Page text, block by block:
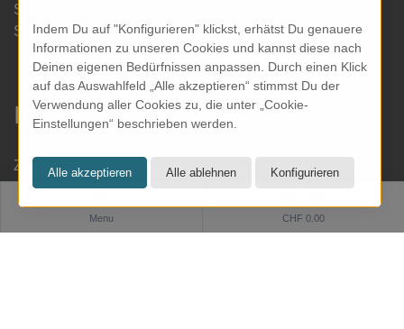
Menu CHF 0.00
Samstag: 09.30 bis 17.00 Uhr
Sonntag & Montag geschlossen
Informationen
Zahlung und Versand
Datenschutz
AGB
Impressum
Indem Du auf "Konfigurieren" klickst, erhätst Du genauere
Informationen zu unseren Cookies und kannst diese nach
Deinen eigenen Bedürfnissen anpassen. Durch einen Klick
auf das Auswahlfeld „Alle akzeptieren“ stimmst Du der
Verwendung aller Cookies zu, die unter „Cookie-
Einstellungen“ beschrieben werden.